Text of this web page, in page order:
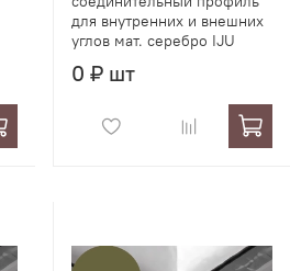
для внутренних и внешних
углов мат. серебро IJU
0 ₽ шт